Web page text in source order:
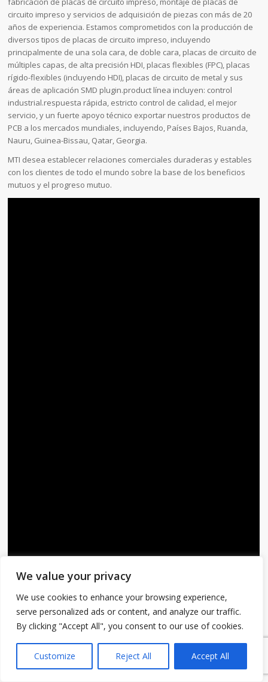
We value your privacy
We use cookies to enhance your browsing experience,
serve personalized ads or content, and analyze our traffic.
By clicking "Accept All", you consent to our use of cookies.
Customize Reject All Accept All
circuito impreso y servicios de adquisición de piezas con más de 20
años de experiencia. Estamos comprometidos con la producción de
diversos tipos de placas de circuito impreso, incluyendo
principalmente de una sola cara, de doble cara, placas de circuito de
múltiples capas, de alta precisión HDI, placas flexibles (FPC), placas
rígido-flexibles (incluyendo HDI), placas de circuito de metal y sus
áreas de aplicación SMD plugin.product línea incluyen: control
industrial.respuesta rápida, estricto control de calidad, el mejor
servicio, y un fuerte apoyo técnico exportar nuestros productos de
PCB a los mercados mundiales, incluyendo, Países Bajos, Ruanda,
Nauru, Guinea-Bissau, Qatar, Georgia.
MTI desea establecer relaciones comerciales duraderas y estables
con los clientes de todo el mundo sobre la base de los beneficios
mutuos y el progreso mutuo.